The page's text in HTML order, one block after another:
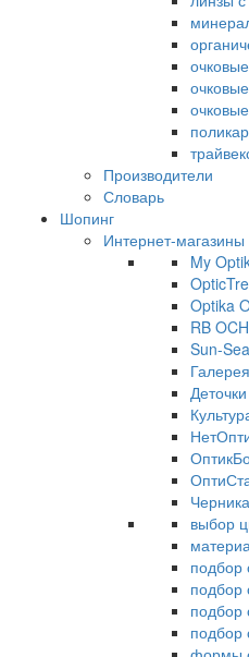
Производители
Словарь
Шопинг
Интернет-магазины
My
Optika
RB
Sun-
Деточки
выбор
подбор
подбор
подбор
подбор